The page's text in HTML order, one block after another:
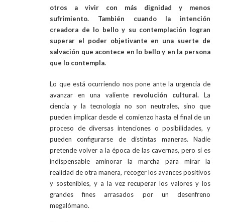
otros a vivir con más dignidad y menos
sufrimiento. También cuando la intención
creadora de lo bello y su contemplación logran
superar el poder objetivante en una suerte de
salvación que acontece en lo bello y en la persona
que lo contempla.
Lo que está ocurriendo nos pone ante la urgencia de
avanzar en una valiente revolución cultural. La
ciencia y la tecnología no son neutrales, sino que
pueden implicar desde el comienzo hasta el final de un
proceso de diversas intenciones o posibilidades, y
pueden configurarse de distintas maneras. Nadie
pretende volver a la época de las cavernas, pero sí es
indispensable aminorar la marcha para mirar la
realidad de otra manera, recoger los avances positivos
y sostenibles, y a la vez recuperar los valores y los
grandes fines arrasados por un desenfreno
megalómano.